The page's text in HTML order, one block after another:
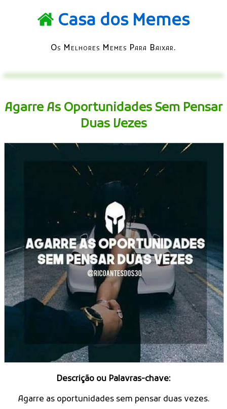
Casa dos Memes
Os Melhores Memes Para Baixar.
Agarre As Oportunidades Sem Pensar
Duas Vezes
Descrição ou Palavras-chave:
Agarre as oportunidades sem pensar duas vezes.